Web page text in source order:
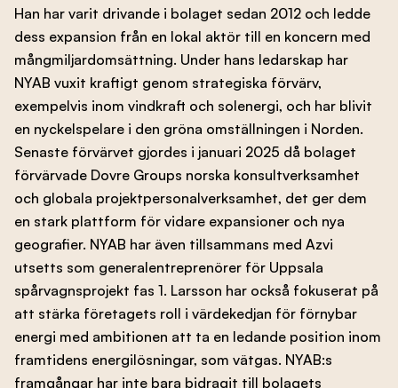
Han har varit drivande i bolaget sedan 2012 och ledde
dess expansion från en lokal aktör till en koncern med
mångmiljardomsättning. Under hans ledarskap har
NYAB vuxit kraftigt genom strategiska förvärv,
exempelvis inom vindkraft och solenergi, och har blivit
en nyckelspelare i den gröna omställningen i Norden.
Senaste förvärvet gjordes i januari 2025 då bolaget
förvärvade Dovre Groups norska konsultverksamhet
och globala projektpersonalverksamhet, det ger dem
en stark plattform för vidare expansioner och nya
geografier. NYAB har även tillsammans med Azvi
utsetts som generalentreprenörer för Uppsala
spårvagnsprojekt fas 1. Larsson har också fokuserat på
att stärka företagets roll i värdekedjan för förnybar
energi med ambitionen att ta en ledande position inom
framtidens energilösningar, som vätgas. NYAB:s
framgångar har inte bara bidragit till bolagets